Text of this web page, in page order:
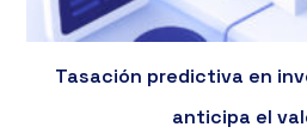
Tasación predictiva en
anticipa el